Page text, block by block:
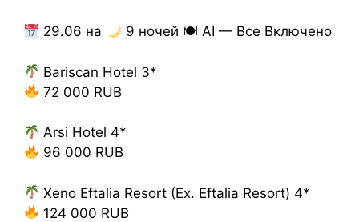
29.06 на 9 ночей 🍽 AI — Все Включено
Bariscan Hotel 3*
72 000 RUB
Arsi Hotel 4*
96 000 RUB
Xeno Eftalia Resort (Ex. Eftalia Resort) 4*
124 000 RUB